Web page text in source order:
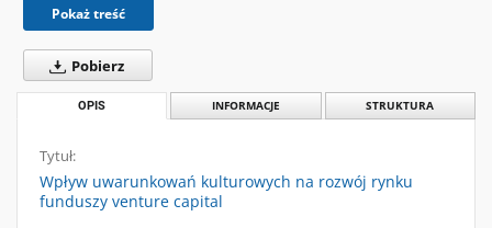
Pokaż treść
Pobierz
OPIS INFORMACJE STRUKTURA
Tytuł:
Wpływ uwarunkowań kulturowych na rozwój rynku
funduszy venture capital